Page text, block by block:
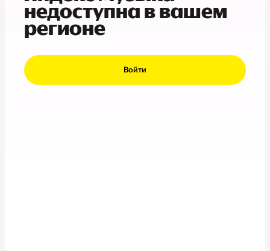
недоступна в вашем
регионе
Войти